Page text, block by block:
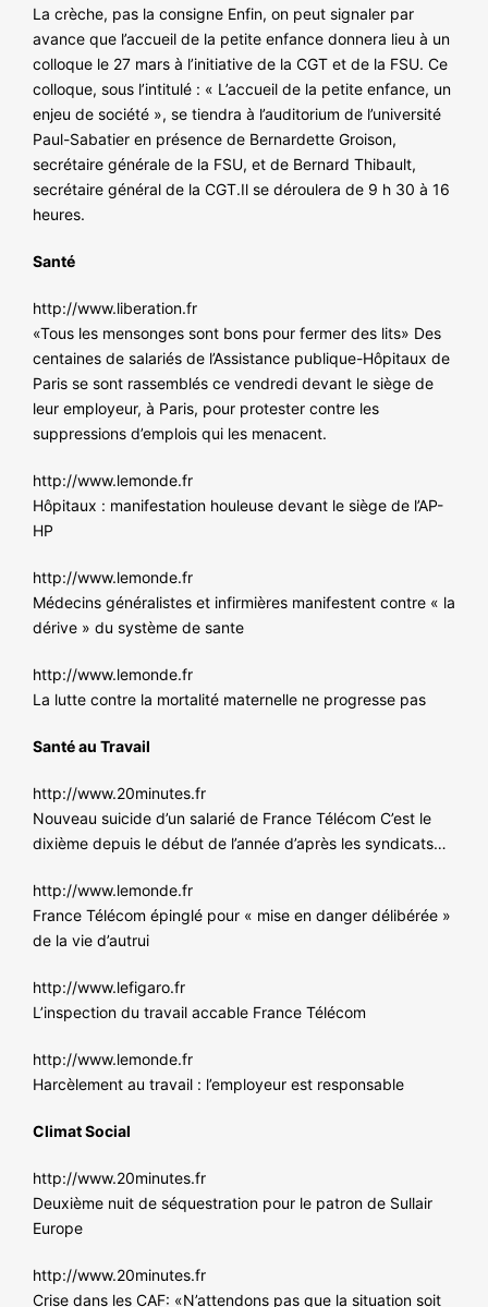
La crèche, pas la consigne Enfin, on peut signaler par
avance que l’accueil de la petite enfance donnera lieu à un
colloque le 27 mars à l’initiative de la CGT et de la FSU. Ce
colloque, sous l’intitulé : « L’accueil de la petite enfance, un
enjeu de société », se tiendra à l’auditorium de l’université
Paul-Sabatier en présence de Bernardette Groison,
secrétaire générale de la FSU, et de Bernard Thibault,
secrétaire général de la CGT.Il se déroulera de 9 h 30 à 16
heures.
Santé
http://www.liberation.fr
«Tous les mensonges sont bons pour fermer des lits» Des
centaines de salariés de l’Assistance publique-Hôpitaux de
Paris se sont rassemblés ce vendredi devant le siège de
leur employeur, à Paris, pour protester contre les
suppressions d’emplois qui les menacent.
http://www.lemonde.fr
Hôpitaux : manifestation houleuse devant le siège de l’AP-
HP
http://www.lemonde.fr
Médecins généralistes et infirmières manifestent contre « la
dérive » du système de sante
http://www.lemonde.fr
La lutte contre la mortalité maternelle ne progresse pas
Santé au Travail
http://www.20minutes.fr
Nouveau suicide d’un salarié de France Télécom C’est le
dixième depuis le début de l’année d’après les syndicats…
http://www.lemonde.fr
France Télécom épinglé pour « mise en danger délibérée »
de la vie d’autrui
http://www.lefigaro.fr
L’inspection du travail accable France Télécom
http://www.lemonde.fr
Harcèlement au travail : l’employeur est responsable
Climat Social
http://www.20minutes.fr
Deuxième nuit de séquestration pour le patron de Sullair
Europe
http://www.20minutes.fr
Crise dans les CAF: «N’attendons pas que la situation soit